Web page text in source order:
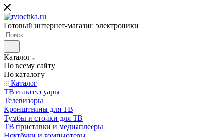
Готовый интернет-магазин электроники
Каталог
По всему сайту
По каталогу
Каталог
ТВ и аксессуары
Телевизоры
Кронштейны для ТВ
Тумбы и стойки для ТВ
ТВ приставки и медиаплееры
Ноутбуки и компьютеры